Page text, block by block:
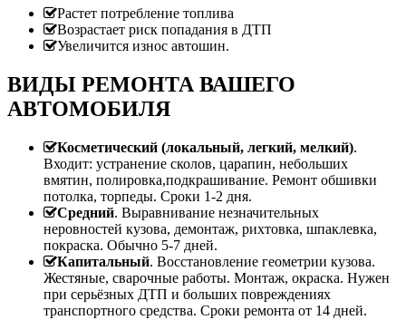
Растет потребление топлива
Возрастает риск попадания в ДТП
Увеличится износ автошин.
ВИДЫ РЕМОНТА ВАШЕГО
АВТОМОБИЛЯ
Косметический (локальный, легкий, мелкий).
Входит: устранение сколов, царапин, небольших
вмятин, полировка,подкрашивание. Ремонт обшивки
потолка, торпеды. Сроки 1-2 дня.
Средний. Выравнивание незначительных
неровностей кузова, демонтаж, рихтовка, шпаклевка,
покраска. Обычно 5-7 дней.
Капитальный. Восстановление геометрии кузова.
Жестяные, сварочные работы. Монтаж, окраска. Нужен
при серьёзных ДТП и больших повреждениях
транспортного средства. Сроки ремонта от 14 дней.